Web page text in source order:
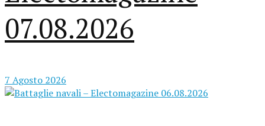
07.08.2026
7 Agosto 2026